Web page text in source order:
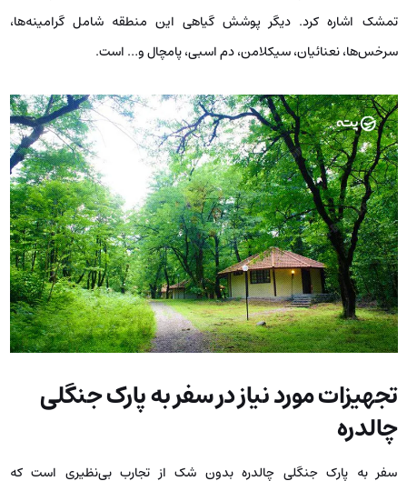
تمشک اشاره کرد. دیگر پوشش گیاهی این منطقه شامل گرامینه‌ها،
سرخس‌ها، نعنائیان، سیکلامن، دم اسبی، پامچال و… است.
تجهیزات مورد نیاز در سفر به پارک جنگلی
چالدره
سفر به پارک جنگلی چالدره بدون شک از تجارب بی‌نظیری است که